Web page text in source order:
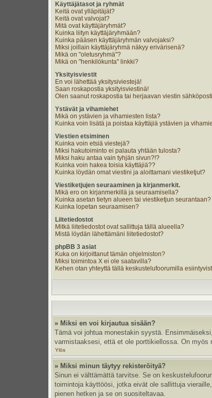
Käyttäjätasot ja ryhmät
Keitä ovat ylläpitäjät?
Keitä ovat valvojat?
Mitä ovat käyttäjäryhmät?
Kuinka liityn käyttäjäryhmään?
Kuinka pääsen käyttäjäryhmän valvojaksi?
Miksi joillain käyttäjäryhmä näkyy erivärisenä?
Mikä on "oletusryhmä"?
Mikä on "henkilökunta" linkki?
Yksityisviestit
En voi lähettää yksitysiviestejä!
Saan roskapostia yksityisviestinä!
Olen saanut roskapostia tai herjaavan viestin
Ystävät ja vihamiehet
Mikä on ystävien ja vihamiesten lista?
Kuinka voin lisätä ja poistaa käyttäjiä ystävien ja
Viestien etsiminen
Kuinka voin etsiä viestejä?
Miksi hakutoiminto ei palauta yhtään tulosta?
Miksi haku antaa vain tyhjän sivun?!?
Kuinka voin hakea toisia käyttäjiä??
Kuinka löydän omat viestini ja aloittamani viestiketjut?
Viestiketjujen seuraaminen ja kirjanmerkit.
Mikä ero on kirjanmerkillä ja seuraamisella?
Kuinka asetan tietyn alueen tai viestiketjun seurantaan?
Kuinka lopetan seuraamisen?
Liitetiedostot
Mitkä liitetiedostot ovat sallittuja tällä alueella?
Mistä löydän lähettämäni liitetiedostot?
phpBB 3 asiat
Kuka on kirjoittanut tämän ohjelmiston?
Miksi toimintoa X ei ole saatavilla?
Kehen otan yhteyttä tällä keskustelufoorumilla
» Miksi en voi kirjautua sisään?
Tämä voi johtua monestakin syystä.
varmistaaksesi, että et ole porttikiellossa. On myös
Ylös
» Miksi minun täytyy rekisteröityä?
Sinun ei välttämättä tarvitse. Se on
toimintoja käyttöösi, jotka eivät ole sallittuja
pienen hetken ja se on suositeltavaa.